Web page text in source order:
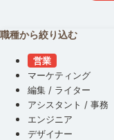
職種から絞り込む
営業
マーケティング
編集 / ライター
アシスタント / 事務
エンジニア
デザイナー